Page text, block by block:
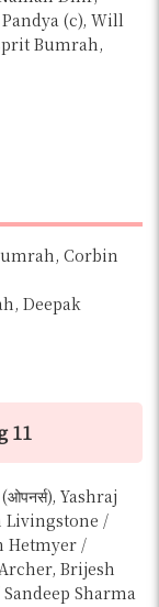
(c), Will
Bumrah,
Corbin
Deepak
11
Yashraj
Livingstone /
Hetmyer /
Brijesh
Sharma